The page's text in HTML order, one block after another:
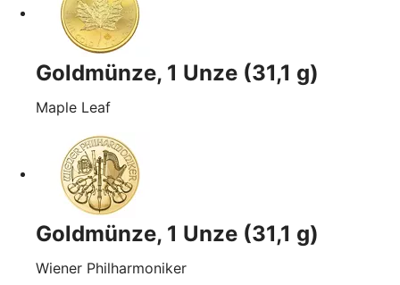
Goldmünze, 1 Unze (31,1 g)
Maple Leaf
Goldmünze, 1 Unze (31,1 g)
Wiener Philharmoniker